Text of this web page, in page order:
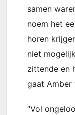
samen
noem het
horen
niet
zittende en
gaat Amber
“Vol